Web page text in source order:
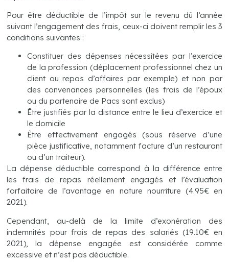
Pour être déductible de l’impôt sur le revenu dû l’année
suivant l’engagement des frais, ceux-ci doivent remplir les 3
conditions suivantes :
Constituer des dépenses nécessitées par l’exercice
de la profession (déplacement professionnel chez un
client ou repas d’affaires par exemple) et non par
des convenances personnelles (les frais de l’époux
ou du partenaire de Pacs sont exclus)
Être justifiés par la distance entre le lieu d’exercice et
le domicile
Être effectivement engagés (sous réserve d’une
pièce justificative, notamment facture d’un restaurant
ou d’un traiteur).
La dépense déductible correspond à la différence entre
les frais de repas réellement engagés et l’évaluation
forfaitaire de l’avantage en nature nourriture (4.95€ en
2021).
Cependant, au-delà de la limite d’exonération des
indemnités pour frais de repas des salariés (19.10€ en
2021), la dépense engagée est considérée comme
excessive et n’est pas déductible.